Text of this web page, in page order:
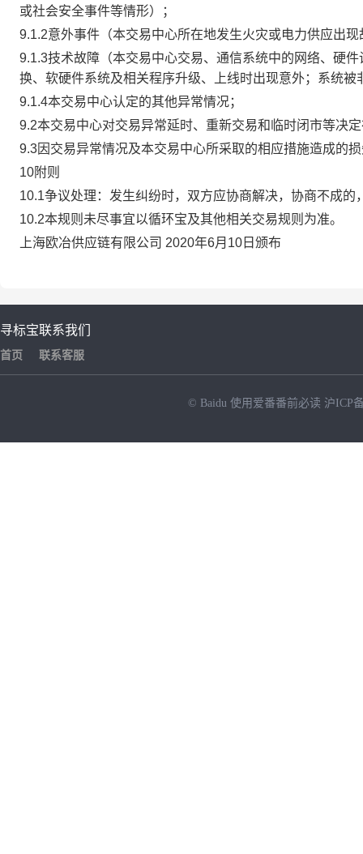
或社会安全事件等情形）；
9.1.2意外事件（本交易中心所在地发生火灾或电力供应出
9.1.3技术故障（本交易中心交易、通信系统中的网络、硬
换、软硬件系统及相关程序升级、上线时出现意外；系统
9.1.4本交易中心认定的其他异常情况；
9.2本交易中心对交易异常延时、重新交易和临时闭市等决
9.3因交易异常情况及本交易中心所采取的相应措施造成的
10附则
10.1争议处理：发生纠纷时，双方应协商解决，协商不成
10.2本规则未尽事宜以循环宝及其他相关交易规则为准。
上海欧冶供应链有限公司 2020年6月10日颁布
寻标宝
首页
联系我们
联系客服
© Baidu 使用爱番番前必读 沪ICP